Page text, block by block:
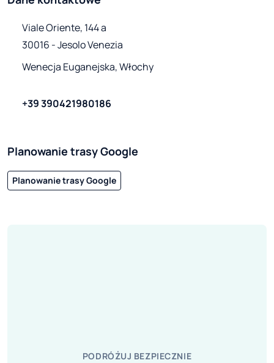
Viale Oriente, 144 a
30016 - Jesolo Venezia
Wenecja Euganejska, Włochy
+39 390421980186
Planowanie trasy Google
Planowanie trasy Google
PODRÓŻUJ BEZPIECZNIE